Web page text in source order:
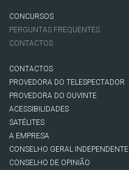
CONCURSOS
PERGUNTAS FREQUENTES
CONTACTOS
CONTACTOS
PROVEDORA DO TELESPECTADOR
PROVEDORA DO OUVINTE
ACESSIBILIDADES
SATÉLITES
A EMPRESA
CONSELHO GERAL INDEPENDENTE
CONSELHO DE OPINIÃO